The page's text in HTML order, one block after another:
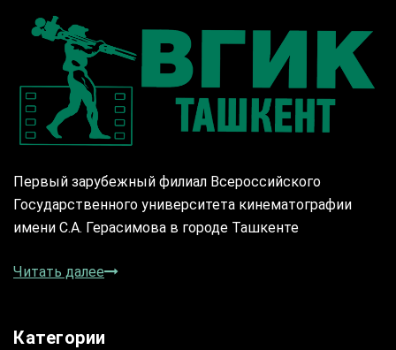
Первый зарубежный филиал Всероссийского
Государственного университета кинематографии
имени С.А. Герасимова в городе Ташкенте
Читать далее
Категории